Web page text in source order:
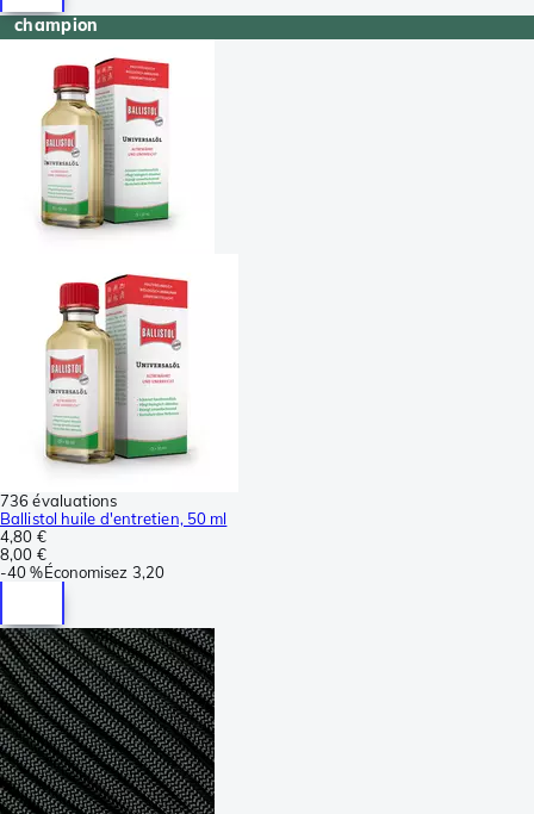
champion
736 évaluations
Ballistol huile d'entretien, 50 ml
4,80 €
8,00 €
-40 %Économisez 3,20